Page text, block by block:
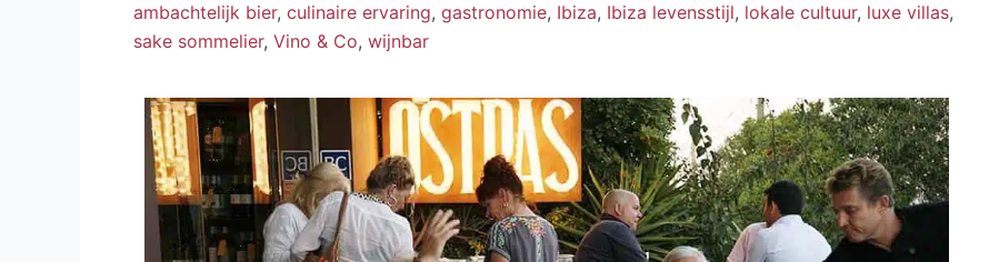
ambachtelijk bier, culinaire ervaring, gastronomie, Ibiza, Ibiza levensstijl, lokale cultuur, luxe villas,
sake sommelier, Vino & Co, wijnbar